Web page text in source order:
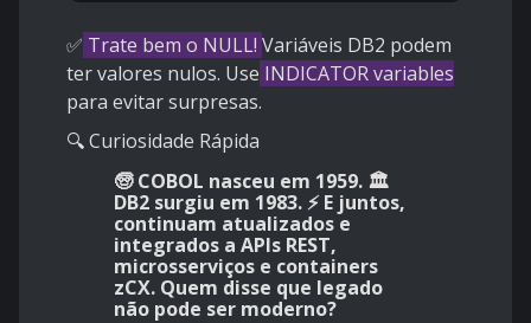
✅ Trate bem o NULL! Variáveis DB2 podem
ter valores nulos. Use INDICATOR variables
para evitar surpresas.
🔍 Curiosidade Rápida
🧓 COBOL nasceu em 1959. 🏛️
DB2 surgiu em 1983. ⚡ E juntos,
continuam atualizados e
integrados a APIs REST,
microsserviços e containers
zCX. Quem disse que legado
não pode ser moderno?